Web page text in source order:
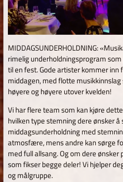
MIDDAGSUNDERHOLDNING:
rimelig underholdningsprogram
til en fest. Gode artister kommer inn
middagen, med flotte
høyere og høyere utover kvelden!
Vi har flere team som kan kjøre
hvilken type stemning dere ønsker å
middagsunderholdning med
atmosfære, mens andre kan sørge
med full allsang. Og om dere
som fikser begge deler! Vi hjelper
og målgruppe.